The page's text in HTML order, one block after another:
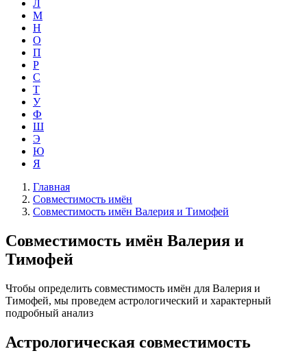
Л
М
Н
О
П
Р
С
Т
У
Ф
Ш
Э
Ю
Я
Главная
Совместимость имён
Совместимость имён Валерия и Тимофей
Совместимость имён Валерия и
Тимофей
Чтобы определить совместимость имён для Валерия и
Тимофей, мы проведем астрологический и характерный
подробный анализ
Астрологическая совместимость